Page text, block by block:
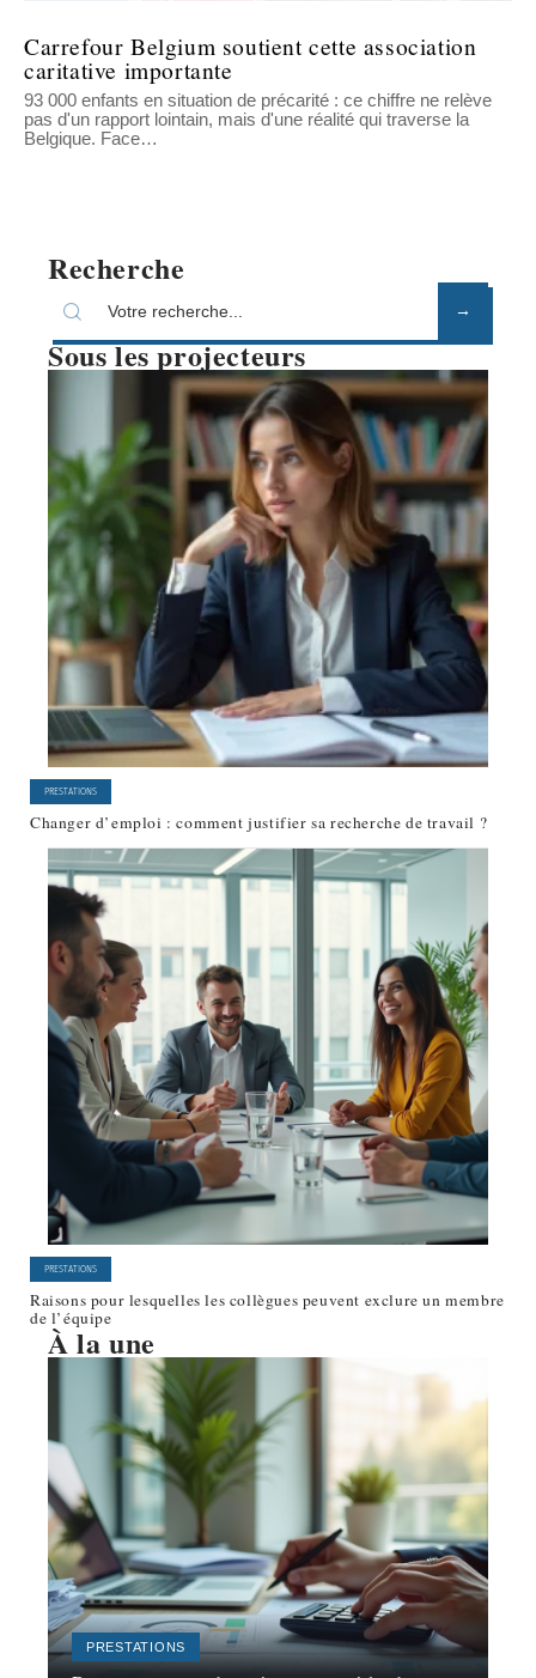
Carrefour Belgium soutient cette association
caritative importante
93 000 enfants en situation de précarité : ce chiffre ne relève
pas d'un rapport lointain, mais d'une réalité qui traverse la
Belgique. Face…
Recherche
Sous les projecteurs
PRESTATIONS
Changer d’emploi : comment justifier sa recherche de travail ?
PRESTATIONS
Raisons pour lesquelles les collègues peuvent exclure un membre
de l’équipe
À la une
PRESTATIONS